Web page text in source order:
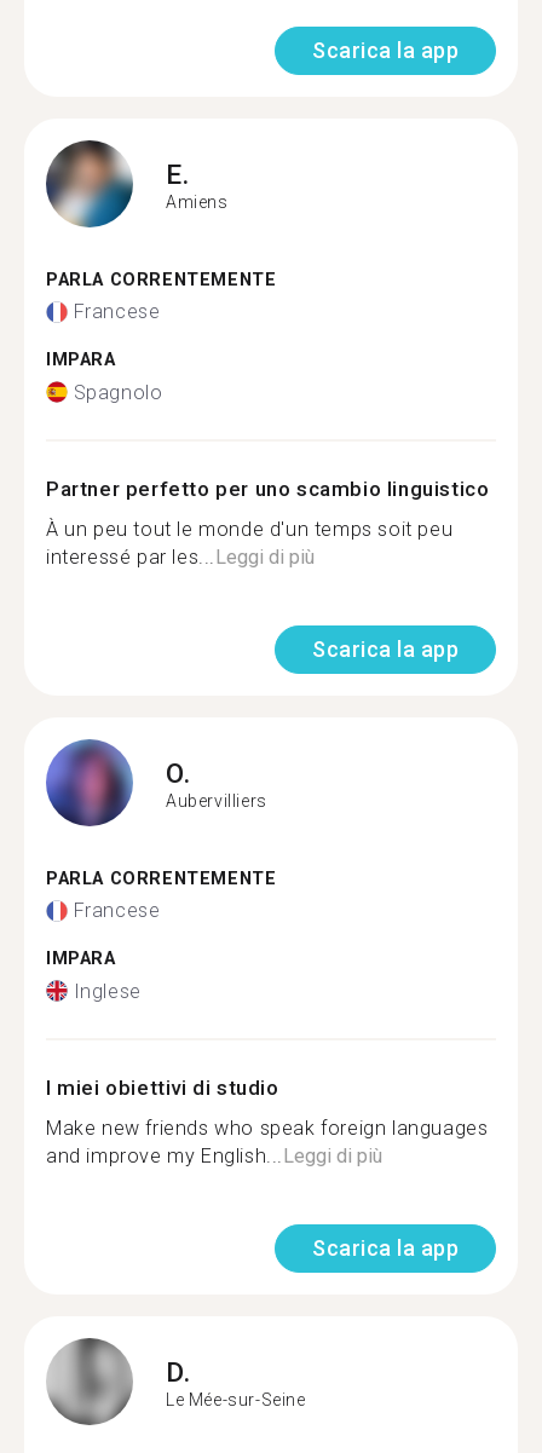
Scarica la app
E.
Amiens
PARLA CORRENTEMENTE
Francese
IMPARA
Spagnolo
Partner perfetto per uno scambio linguistico
À un peu tout le monde d'un temps soit peu
interessé par les... Leggi di più
Scarica la app
O.
Aubervilliers
PARLA CORRENTEMENTE
Francese
IMPARA
Inglese
I miei obiettivi di studio
Make new friends who speak foreign languages
and improve my English... Leggi di più
Scarica la app
D.
Le Mée-sur-Seine